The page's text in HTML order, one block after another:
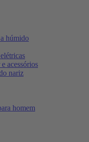
húmido
acessórios
nariz
homem